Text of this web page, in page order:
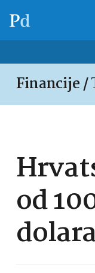
Financije /
od